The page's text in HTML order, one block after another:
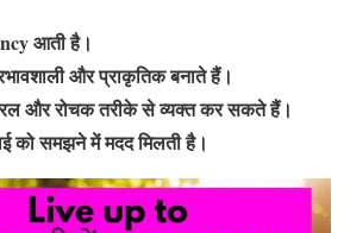
आती है।
और प्राकृतिक बनाते हैं।
और रोचक तरीके से व्यक्त कर सकते हैं।
को समझने में मदद मिलती है।